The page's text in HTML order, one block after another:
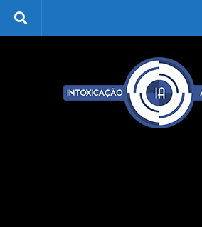
Skip to content